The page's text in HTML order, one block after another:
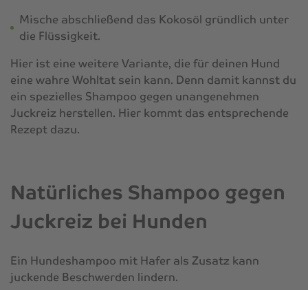
Mische abschließend das Kokosöl gründlich unter
die Flüssigkeit.
Hier ist eine weitere Variante, die für deinen Hund
eine wahre Wohltat sein kann. Denn damit kannst du
ein spezielles Shampoo gegen unangenehmen
Juckreiz herstellen. Hier kommt das entsprechende
Rezept dazu.
Natürliches Shampoo gegen
Juckreiz bei Hunden
Ein Hundeshampoo mit Hafer als Zusatz kann
juckende Beschwerden lindern.